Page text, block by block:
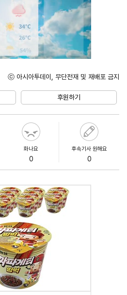
ⓒ 아시아투데이, 무단전재 및 재배포 금지
후원하기
화나요
0
후속기사 원해요
0